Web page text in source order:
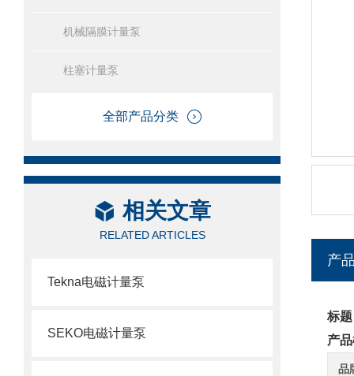
机械隔膜计量泵
柱塞计量泵
全部产品分类
相关文章
RELATED ARTICLES
Tekna电磁计量泵
SEKO电磁计量泵
产
标
产
品